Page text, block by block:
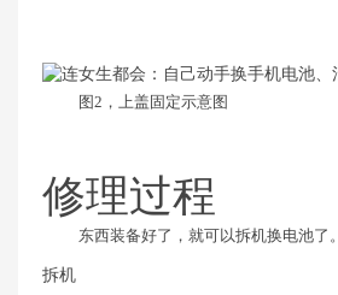
图2，上盖固定示意图
修理过程
东西装备好了，就可以拆机换电池了。
拆机